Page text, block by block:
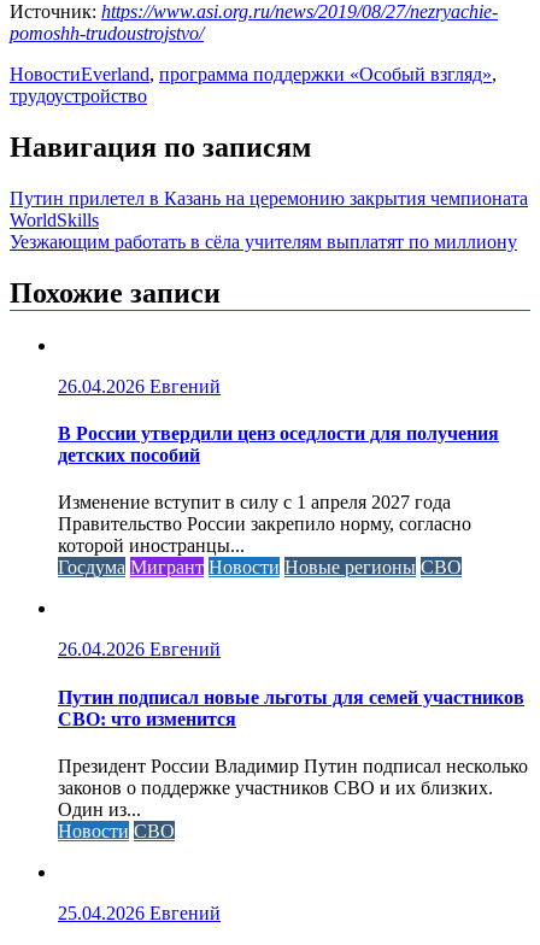
Источник: https://www.asi.org.ru/news/2019/08/27/nezryachie-
pomoshh-trudoustrojstvo/
НовостиEverland, программа поддержки «Особый взгляд»,
трудоустройство
Навигация по записям
Путин прилетел в Казань на церемонию закрытия чемпионата
WorldSkills
Уезжающим работать в сёла учителям выплатят по миллиону
Похожие записи
26.04.2026 Евгений
В России утвердили ценз оседлости для получения
детских пособий
Изменение вступит в силу с 1 апреля 2027 года
Правительство России закрепило норму, согласно
которой иностранцы...
Госдума Мигрант Новости Новые регионы СВО
26.04.2026 Евгений
Путин подписал новые льготы для семей участников
СВО: что изменится
Президент России Владимир Путин подписал несколько
законов о поддержке участников СВО и их близких.
Один из...
Новости СВО
25.04.2026 Евгений